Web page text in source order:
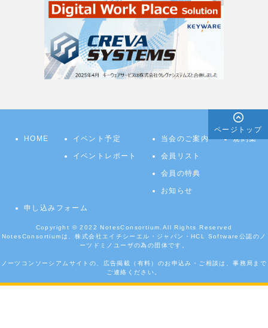
HOME イベント予定
イベントレポート
当会のご案内
会員リスト
会員の特典
お知らせ
規約集
申し込みフォーム
ページトップ
Copyright © 2022NotesConsortium. All Rights Reserved
NotesConsortiumは、株式会社エイチシーエル・ジャパン・HCL Software公認のノ
ーツドミノユーザの為の団体です。
ノーツコンソーシアムサイトの、広告掲載（有料）のお申込み・ご相談は、事務局まで
ご連絡ください。